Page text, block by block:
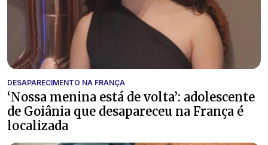
DESAPARECIMENTO NA FRANÇA
‘Nossa menina está de volta’: adolescente
de Goiânia que desapareceu na França é
localizada